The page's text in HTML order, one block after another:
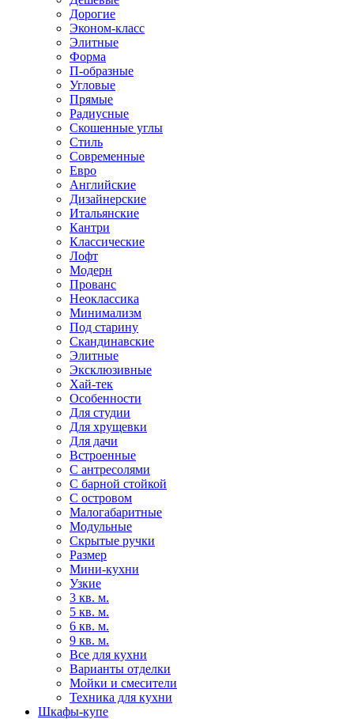
Дорогие
Эконом-класс
Элитные
Форма
П-образные
Угловые
Прямые
Радиусные
Скошенные углы
Стиль
Современные
Евро
Английские
Дизайнерские
Итальянские
Кантри
Классические
Лофт
Модерн
Прованс
Неоклассика
Минимализм
Под старину
Скандинавские
Элитные
Эксклюзивные
Хай-тек
Особенности
Для студии
Для хрущевки
Для дачи
Встроенные
С антресолями
С барной стойкой
С островом
Малогабаритные
Модульные
Скрытые ручки
Размер
Мини-кухни
Узкие
3 кв. м.
5 кв. м.
6 кв. м.
9 кв. м.
Все для кухни
Варианты отделки
Мойки и смесители
Техника для кухни
Шкафы-купе